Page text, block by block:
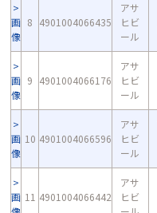
画
像
8 4901004066435
アサ
ヒビ
ール
画
像
9 4901004066176
アサ
ヒビ
ール
画
像
10 4901004066596
アサ
ヒビ
ール
画 11 4901004066442
アサ
ヒビ